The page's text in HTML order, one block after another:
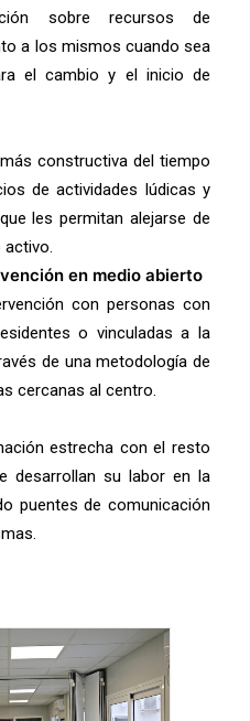
sobre recursos de
a los mismos cuando sea
el cambio y el inicio de
constructiva del tiempo
de actividades lúdicas y
les permitan alejarse de
en medio abierto
con personas con
o vinculadas a la
de una metodología de
cercanas al centro.
estrecha con el resto
desarrollan su labor en la
puentes de comunicación